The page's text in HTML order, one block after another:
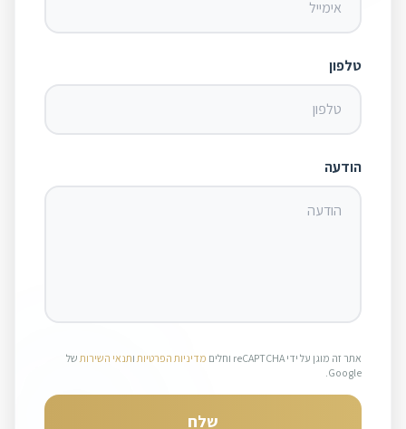
טלפון
הודעה
אתר זה מוגן על ידי reCAPTCHA וחלים מדיניות הפרטיות ותנאי השירות של
Google.
שלח